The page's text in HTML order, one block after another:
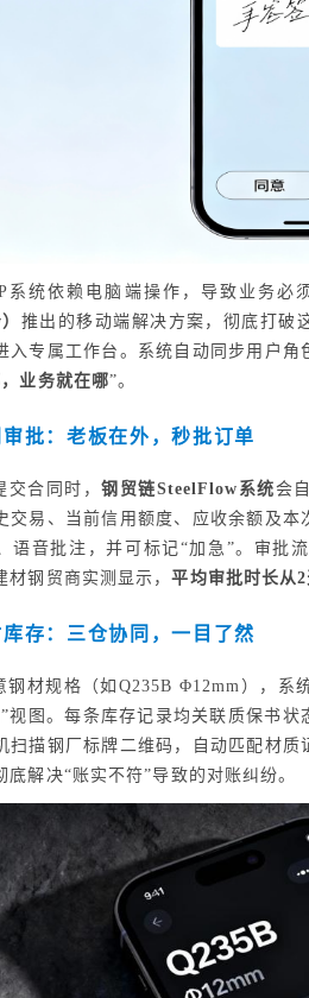
系统依赖电脑端操作，导致业务必
推出的移动端解决方案，彻底打破
入专属工作台。系统自动同步用户
业务就在哪”。
批：老板在外，秒批订单
交合同时，钢贸链SteelFlow系统会
交易、当前信用额度、应收余额及
语音批注，并可标记“加急”。审
材钢贸商实测显示，平均审批时长从
存：三仓协同，一目了然
钢材规格（如Q235B Φ12mm），系
视图。每条库存记录均关联质保书
扫描钢厂标牌二维码，自动匹配材
底解决“账实不符”导致的对账纠纷。